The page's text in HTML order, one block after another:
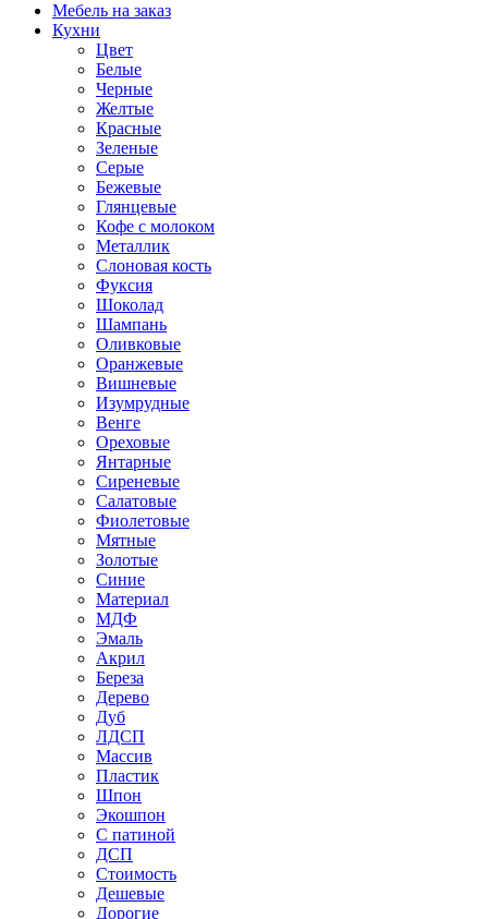
Мебель на заказ
Кухни
Цвет
Белые
Черные
Желтые
Красные
Зеленые
Серые
Бежевые
Глянцевые
Кофе с молоком
Металлик
Слоновая кость
Фуксия
Шоколад
Шампань
Оливковые
Оранжевые
Вишневые
Изумрудные
Венге
Ореховые
Янтарные
Сиреневые
Салатовые
Фиолетовые
Мятные
Золотые
Синие
Материал
МДФ
Эмаль
Акрил
Береза
Дерево
Дуб
ЛДСП
Массив
Пластик
Шпон
Экошпон
С патиной
ДСП
Стоимость
Дешевые
Дорогие